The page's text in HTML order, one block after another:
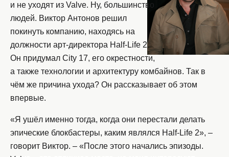
и не уходят из Valve. Ну, большинство
людей. Виктор Антонов решил
покинуть компанию, находясь на
должности арт-директора Half-Life 2.
Он придумал City 17, его окрестности,
а также технологии и архитектуру комбайнов. Так в
чём же причина ухода? Он рассказывает об этом
впервые.
«Я ушёл именно тогда, когда они перестали делать
эпические блокбастеры, каким являлся Half-Life 2», –
говорит Виктор. – «После этого начались эпизоды.